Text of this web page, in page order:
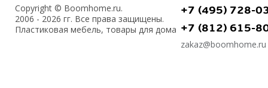
Copyright © Boomhome.ru.
2006 - 2026 гг. Все права защищены.
Пластиковая мебель, товары для дома
+7 (495) 728-
+7 (812) 615-
zakaz@boomhome.ru